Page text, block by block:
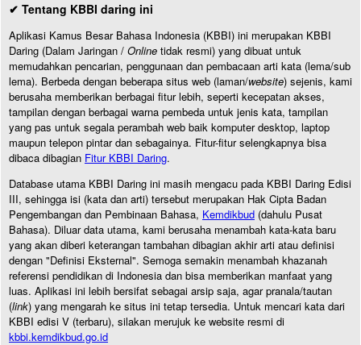
✔ Tentang KBBI daring ini
Aplikasi Kamus Besar Bahasa Indonesia (KBBI) ini merupakan KBBI
Daring (Dalam Jaringan / Online tidak resmi) yang dibuat untuk
memudahkan pencarian, penggunaan dan pembacaan arti kata (lema/sub
lema). Berbeda dengan beberapa situs web (laman/website) sejenis, kami
berusaha memberikan berbagai fitur lebih, seperti kecepatan akses,
tampilan dengan berbagai warna pembeda untuk jenis kata, tampilan
yang pas untuk segala perambah web baik komputer desktop, laptop
maupun telepon pintar dan sebagainya. Fitur-fitur selengkapnya bisa
dibaca dibagian Fitur KBBI Daring.
Database utama KBBI Daring ini masih mengacu pada KBBI Daring Edisi
III, sehingga isi (kata dan arti) tersebut merupakan Hak Cipta Badan
Pengembangan dan Pembinaan Bahasa, Kemdikbud (dahulu Pusat
Bahasa). Diluar data utama, kami berusaha menambah kata-kata baru
yang akan diberi keterangan tambahan dibagian akhir arti atau definisi
dengan "Definisi Eksternal". Semoga semakin menambah khazanah
referensi pendidikan di Indonesia dan bisa memberikan manfaat yang
luas. Aplikasi ini lebih bersifat sebagai arsip saja, agar pranala/tautan
(link) yang mengarah ke situs ini tetap tersedia. Untuk mencari kata dari
KBBI edisi V (terbaru), silakan merujuk ke website resmi di
kbbi.kemdikbud.go.id